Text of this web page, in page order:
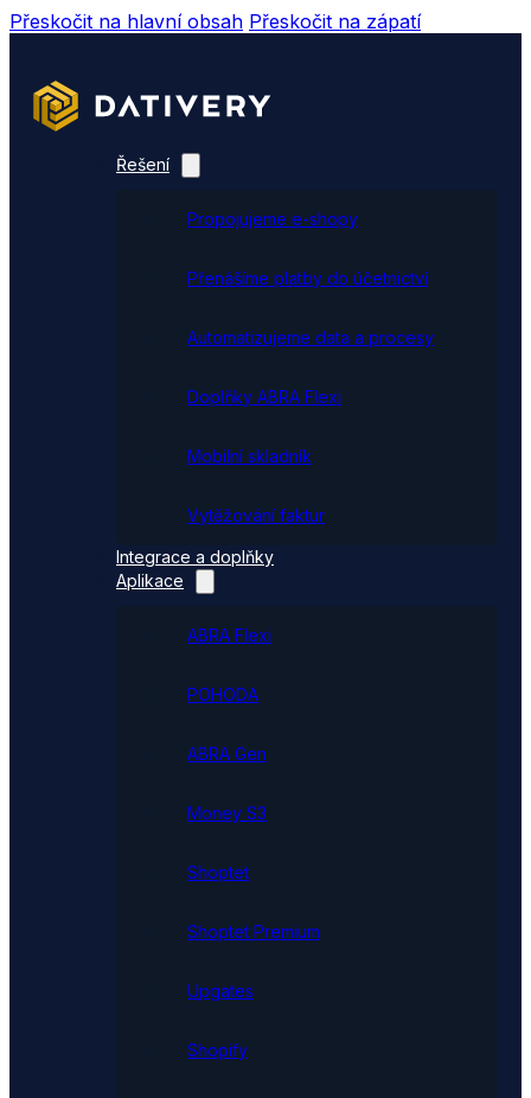
Přeskočit na hlavní obsah Přeskočit na zápatí
Řešení
Propojujeme e-shopy
Přenášíme platby do účetnictví
Automatizujeme data a procesy
Doplňky ABRA Flexi
Mobilní skladník
Vytěžování faktur
Integrace a doplňky
Aplikace
ABRA Flexi
POHODA
ABRA Gen
Money S3
Shoptet
Shoptet Premium
Upgates
Shopify